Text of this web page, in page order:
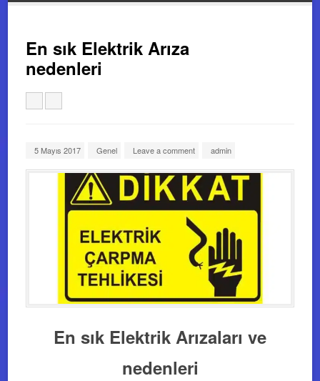
En sık Elektrik Arıza
nedenleri
5 Mayıs 2017 Genel Leave a comment admin
En sık Elektrik Arızaları ve
nedenleri